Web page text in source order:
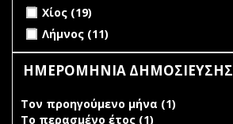
Apply Χίος filter
Χίος (19)
Apply Λήμνος filter
Λήμνος (11)
ΗΜΕΡΟΜΗΝΙΑ ΔΗΜΟΣΙΕΥΣΗΣ
Τον προηγούμενο μήνα (1)
Το περασμένο έτος (1)